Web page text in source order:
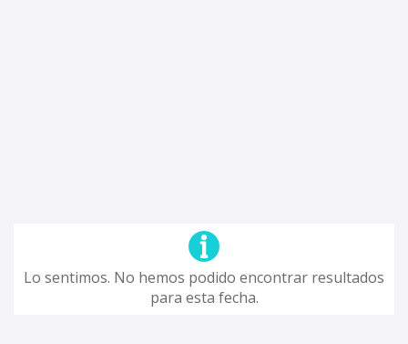
Lo sentimos. No hemos podido encontrar resultados
para esta fecha.